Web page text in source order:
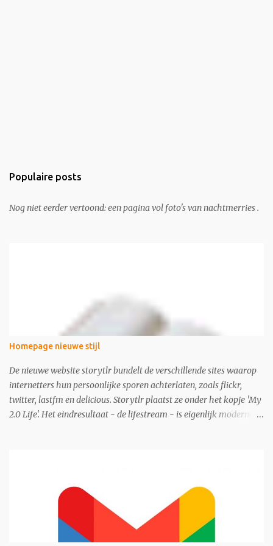
Populaire posts
Nog niet eerder vertoond: een pagina vol foto's van nachtmerries .
Homepage nieuwe stijl
De nieuwe website storytlr bundelt de verschillende sites waarop
internetters hun persoonlijke sporen achterlaten, zoals flickr,
twitter, lastfm en delicious. Storytlr plaatst ze onder het kopje 'My
2.0 Life'. Het eindresultaat - de lifestream - is eigenlijk moderne